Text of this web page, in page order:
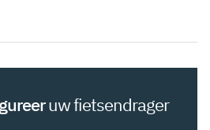
uw fietsendrager